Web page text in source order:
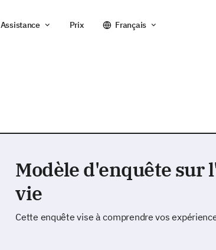
Assistance Prix Français
Modèle d'enquête
vie
Cette enquête vise à comprendre vos